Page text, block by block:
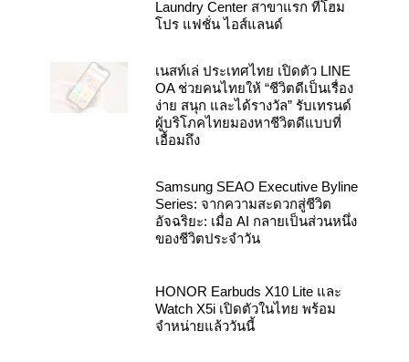
Laundry Center สาขาแรก ที่โฮม
โปร แฟชั่น ไอส์แลนด์
เนสท์เล่ ประเทศไทย เปิดตัว LINE
OA ช่วยคนไทยให้ “ชีวิตดีเป็นเรื่อง
ง่าย สนุก และได้รางวัล” รับเทรนด์
ผู้บริโภคไทยมองหาชีวิตดีแบบที่
เอื้อมถึง
Samsung SEAO Executive Byline
Series: จากความสะดวกสู่ชีวิต
อัจฉริยะ: เมื่อ AI กลายเป็นส่วนหนึ่ง
ของชีวิตประจำวัน
HONOR Earbuds X10 Lite และ
Watch X5i เปิดตัวในไทย พร้อม
จำหน่ายแล้ววันนี้